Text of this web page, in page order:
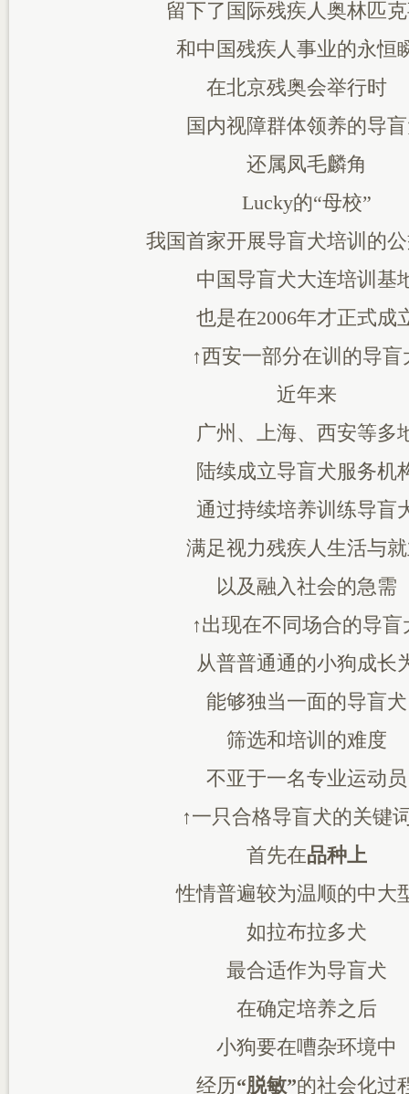
留下了国际残疾人奥林匹
和中国残疾人事业的永恒
在北京残奥会举行时
国内视障群体领养的导
还属凤毛麟角
Lucky的“母校”
我国首家开展导盲犬培训的
中国导盲犬大连培训基
也是在2006年才正式成
↑西安一部分在训的导盲
近年来
广州、上海、西安等多
陆续成立导盲犬服务机
通过持续培养训练导盲
满足视力残疾人生活与
以及融入社会的急需
↑出现在不同场合的导盲
从普普通通的小狗成长
能够独当一面的导盲犬
筛选和培训的难度
不亚于一名专业运动员
↑一只合格导盲犬的关键
首先在品种上
性情普遍较为温顺的中大
如拉布拉多犬
最合适作为导盲犬
在确定培养之后
小狗要在嘈杂环境中
经历“脱敏”的社会化过